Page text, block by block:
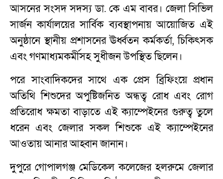
আসনের সংসদ সদস্য ডা. কে এম বাবর। জেলা সিভিল
সার্জন কার্যালয়ের সার্বিক ব্যবস্থাপনায় আয়োজিত এই
অনুষ্ঠানে স্থানীয় প্রশাসনের ঊর্ধ্বতন কর্মকর্তা, চিকিৎসক
এবং গণমাধ্যমকর্মীসহ সুধীজন উপস্থিত ছিলেন।
পরে সাংবাদিকদের সাথে এক প্রেস ব্রিফিংয়ে প্রধান
অতিথি শিশুদের অপুষ্টিজনিত অন্ধত্ব রোধ এবং রোগ
প্রতিরোধ ক্ষমতা বাড়াতে এই ক্যাম্পেইনের গুরুত্ব তুলে
ধরেন এবং জেলার সকল শিশুকে এই ক্যাম্পেইনের
আওতায় আনার আহ্বান জানান।
দুপুরে গোপালগঞ্জ মেডিকেল কলেজের হলরুমে জেলার